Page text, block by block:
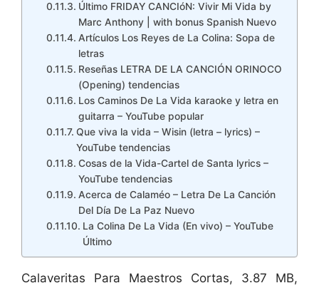
Último FRIDAY CANCIóN: Vivir Mi Vida by
Marc Anthony | with bonus Spanish Nuevo
Artículos Los Reyes de La Colina: Sopa de
letras
Reseñas LETRA DE LA CANCIÓN ORINOCO
(Opening) tendencias
Los Caminos De La Vida karaoke y letra en
guitarra – YouTube popular
Que viva la vida – Wisin (letra – lyrics) –
YouTube tendencias
Cosas de la Vida-Cartel de Santa lyrics –
YouTube tendencias
Acerca de Calaméo – Letra De La Canción
Del Día De La Paz Nuevo
La Colina De La Vida (En vivo) – YouTube
Último
Calaveritas Para Maestros Cortas, 3.87 MB,